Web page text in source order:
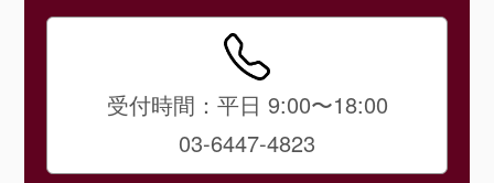
受付時間：平日 9:00〜18:00
03-6447-4823